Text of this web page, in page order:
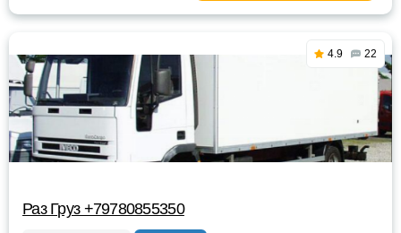
4.9 22
Раз Груз +79780855350